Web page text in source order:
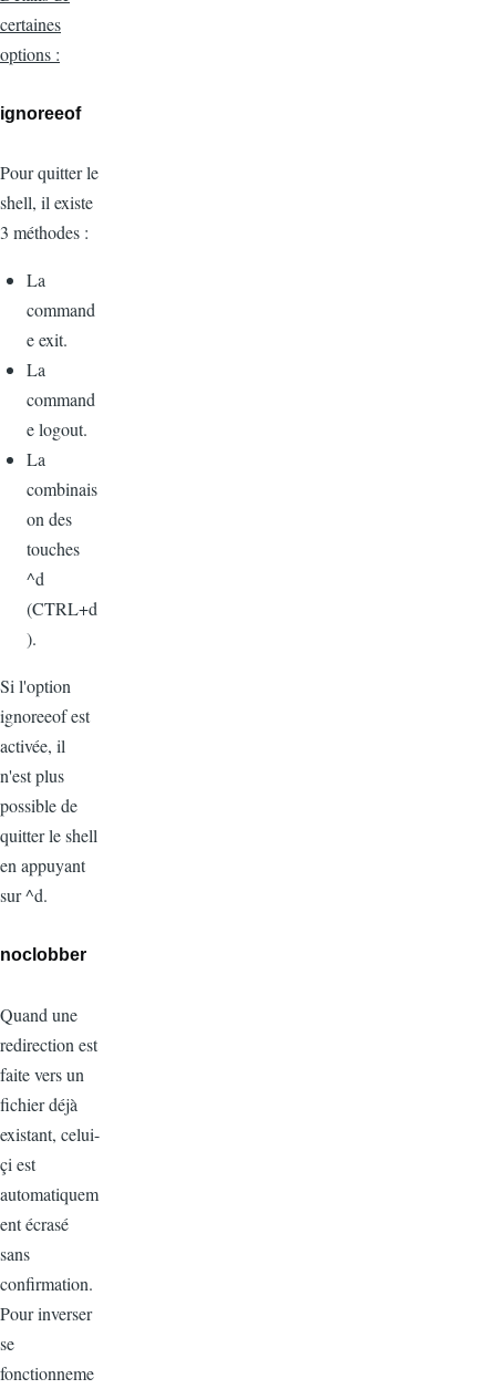
certaines
options :
ignoreeof
Pour quitter le
shell, il existe
3 méthodes :
La
command
e exit.
La
command
e logout.
La
combinais
on des
touches
^d
(CTRL+d
).
Si l'option
ignoreeof est
activée, il
n'est plus
possible de
quitter le shell
en appuyant
sur ^d.
noclobber
Quand une
redirection est
faite vers un
fichier déjà
existant, celui-
çi est
automatiquem
ent écrasé
sans
confirmation.
Pour inverser
se
fonctionneme